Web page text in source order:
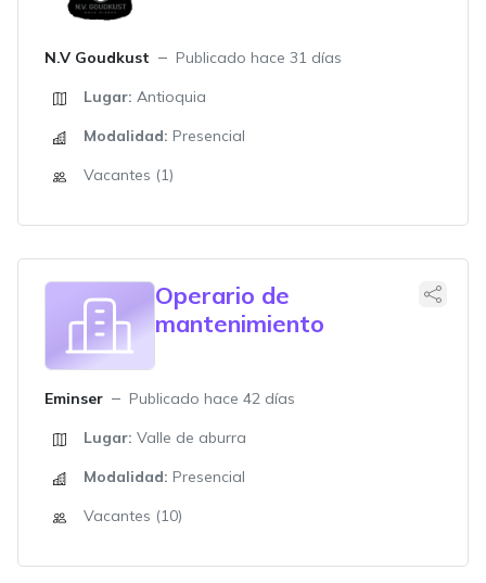
N.V Goudkust
Publicado hace 31 días
Lugar: Antioquia
Modalidad: Presencial
Vacantes (1)
Operario de
mantenimiento
Eminser
Publicado hace 42 días
Lugar: Valle de aburra
Modalidad: Presencial
Vacantes (10)